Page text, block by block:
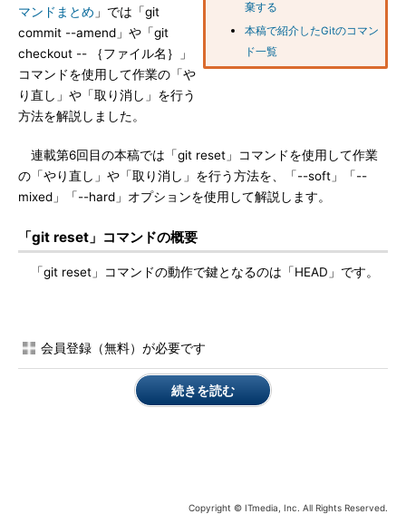
棄する
本稿で紹介したGitのコマン
ド一覧
マンドまとめ 」では「git
commit --amend」や「git
checkout -- ｛ファイル名｝」
コマンドを使用して作業の「や
り直し」や「取り消し」を行う
方法を解説しました。
連載第6回目の本稿では「git reset」コマンドを使用して作業
の「やり直し」や「取り消し」を行う方法を、「--soft」「--
mixed」「--hard」オプションを使用して解説します。
「git reset」コマンドの概要
「git reset」コマンドの動作で鍵となるのは「HEAD」です。
会員登録（無料）が必要です
続きを読む
Copyright © ITmedia, Inc. All Rights Reserved.